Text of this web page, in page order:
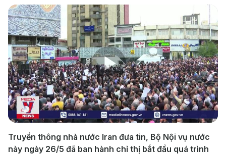
Play
Video
Truyền thông nhà nước Iran đưa tin, Bộ Nội vụ nước
này ngày 26/5 đã ban hành chỉ thị bắt đầu quá trình